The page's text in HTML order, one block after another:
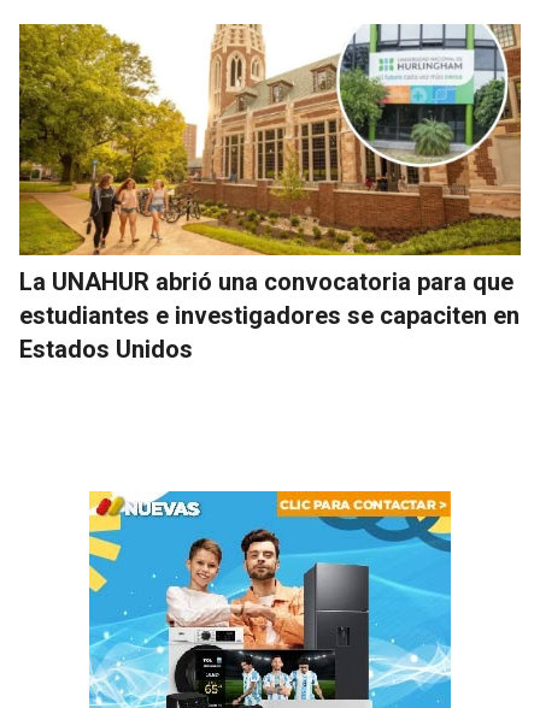
La UNAHUR abrió una convocatoria para que
estudiantes e investigadores se capaciten en
Estados Unidos